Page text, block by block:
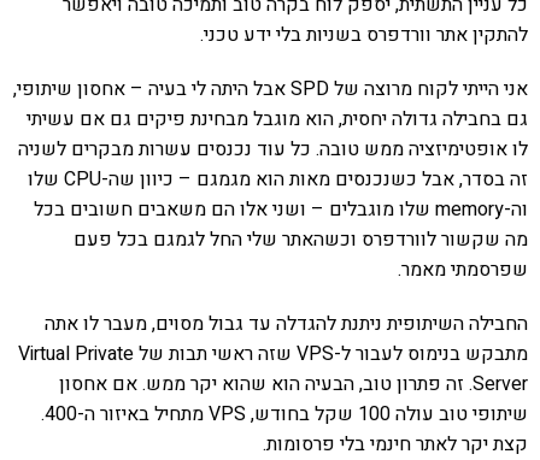
להתקין אתר וורדפרס בשניות בלי ידע טכני.
אני הייתי לקוח מרוצה של SPD אבל היתה לי בעיה – אחסון שיתופי,
גם בחבילה גדולה יחסית, הוא מוגבל מבחינת פיקים גם אם עשיתי
לו אופטימיזציה ממש טובה. כל עוד נכנסים עשרות מבקרים לשניה
זה בסדר, אבל כשנכנסים מאות הוא מגמגם – כיוון שה-CPU שלו
וה-memory שלו מוגבלים – ושני אלו הם משאבים חשובים בכל
מה שקשור לוורדפרס וכשהאתר שלי החל לגמגם בכל פעם
שפרסמתי מאמר.
החבילה השיתופית ניתנת להגדלה עד גבול מסוים, מעבר לו אתה
מתבקש בנימוס לעבור ל-VPS שזה ראשי תבות של Virtual Private
Server. זה פתרון טוב, הבעיה הוא שהוא יקר ממש. אם אחסון
שיתופי טוב עולה 100 שקל בחודש, VPS מתחיל באיזור ה-400.
קצת יקר לאתר חינמי בלי פרסומות.